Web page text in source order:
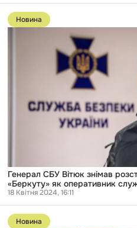
Перейти
до
публікації
він
видалив
Новина
Генерал СБУ Вітюк знімав
«Беркуту» як оперативник
18 Квітня 2024, 16:11
Перейти
до Новина